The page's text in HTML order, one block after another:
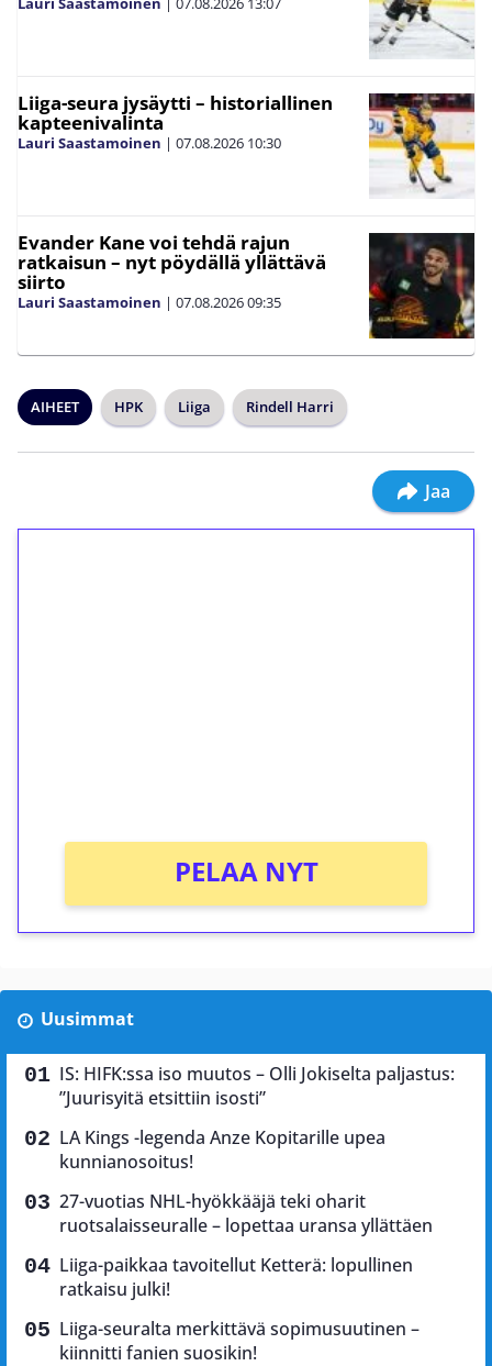
Liiga-seura jysäytti – historiallinen
kapteenivalinta
Lauri Saastamoinen | 07.08.2026 10:30
Evander Kane voi tehdä rajun
ratkaisun – nyt pöydällä yllättävä
siirto
Lauri Saastamoinen | 07.08.202609:35
AIHEET HPK Liiga Rindell Harri
Jaa
PELAA NYT
Uusimmat
IS: HIFK:ssa iso muutos – Olli Jokiselta paljastus:
”Juurisyitä etsittiin isosti”
LA Kings -legenda Anze Kopitarille upea
kunnianosoitus!
27-vuotias NHL-hyökkääjä teki oharit
ruotsalaisseuralle – lopettaa uransa yllättäen
Liiga-paikkaa tavoitellut Ketterä: lopullinen
ratkaisu julki!
Liiga-seuralta merkittävä sopimusuutinen –
kiinnitti fanien suosikin!